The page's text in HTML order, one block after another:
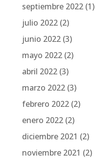
septiembre 2022(1)
julio 2022(2)
junio 2022(3)
mayo 2022(2)
abril 2022(3)
marzo 2022(3)
febrero 2022(2)
enero 2022(2)
diciembre 2021 (2)
noviembre 2021 (2)